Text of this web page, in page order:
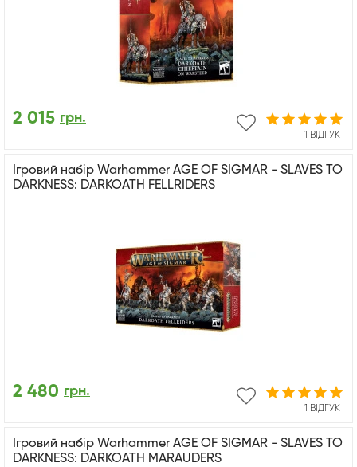
1 ВІДГУК
2 015 грн.
Ігровий набір Warhammer AGE OF SIGMAR - SLAVES TO
DARKNESS: DARKOATH FELLRIDERS
1 ВІДГУК
2 480 грн.
Ігровий набір Warhammer AGE OF SIGMAR - SLAVES TO
DARKNESS: DARKOATH MARAUDERS